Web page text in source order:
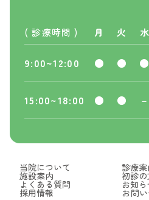
( 診療時間 ) 月 火 水
9:00~12:00 ● ● ●
15:00~18:00 ● ● －
当院について 診療案
施設案内 初診
よくある質問 お知
採用情報 お問